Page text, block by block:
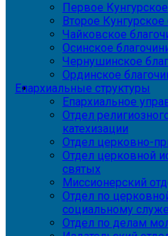
Первое
Второе Кунгурское
Чайковское
Осинское
Чернушинское
Ординское
Епархиальные структуры
Епархиальное
Отдел
катехизации
Отдел церковно-
Отдел церковной
святых
Миссионерский
Отдел по
социальному
Отдел по делам